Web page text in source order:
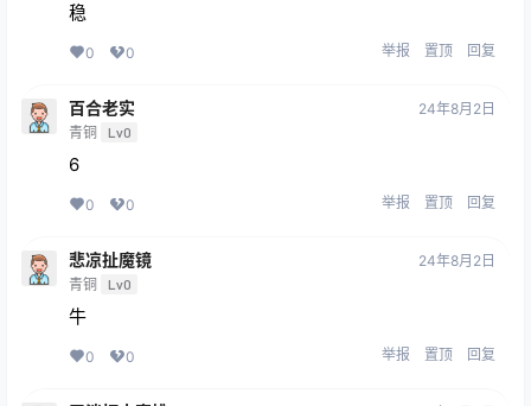
稳
0 0 举报 置顶 回复
百合老实
青铜 Lv0
24年8月2日
6
0 0 举报 置顶 回复
悲凉扯魔镜
青铜 Lv0
24年8月2日
牛
0 0 举报 置顶 回复